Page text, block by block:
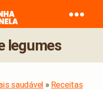
legumes
saudável » Receitas